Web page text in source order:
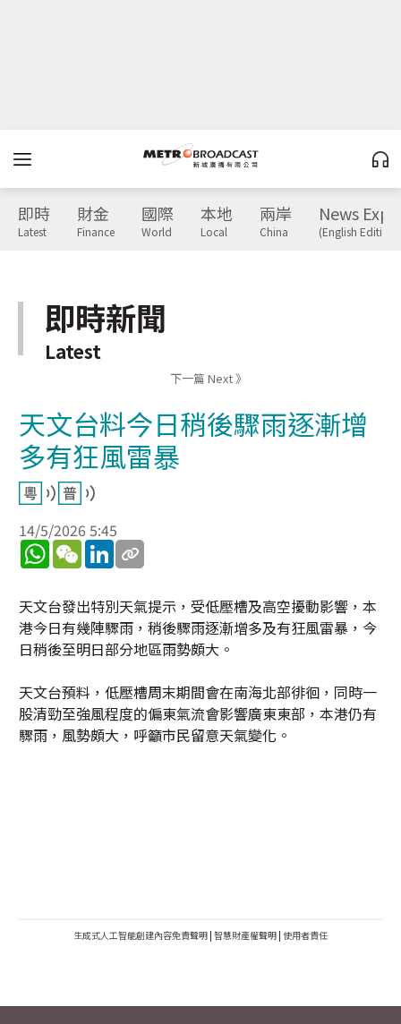
即時
Latest
財金
Finance
國際
World
本地
Local
兩岸
China
News
(English Edition)
即時新聞
Latest
下一篇 Next 》
天文台料今日稍後驟雨逐漸增
多有狂風雷暴
14/5/2026 5:45
WhatsApp
WeChatLinkedIn
天文台發出特別天氣提示，受低壓槽及高空擾動影響，本
港今日有幾陣驟雨，稍後驟雨逐漸增多及有狂風雷暴，今
日稍後至明日部分地區雨勢頗大。
天文台預料，低壓槽周末期間會在南海北部徘徊，同時一
股清勁至強風程度的偏東氣流會影響廣東東部，本港仍有
驟雨，風勢頗大，呼籲市民留意天氣變化。
生成式人工智能創建內容免責聲明 | 智慧財產權聲明 | 使用者責任